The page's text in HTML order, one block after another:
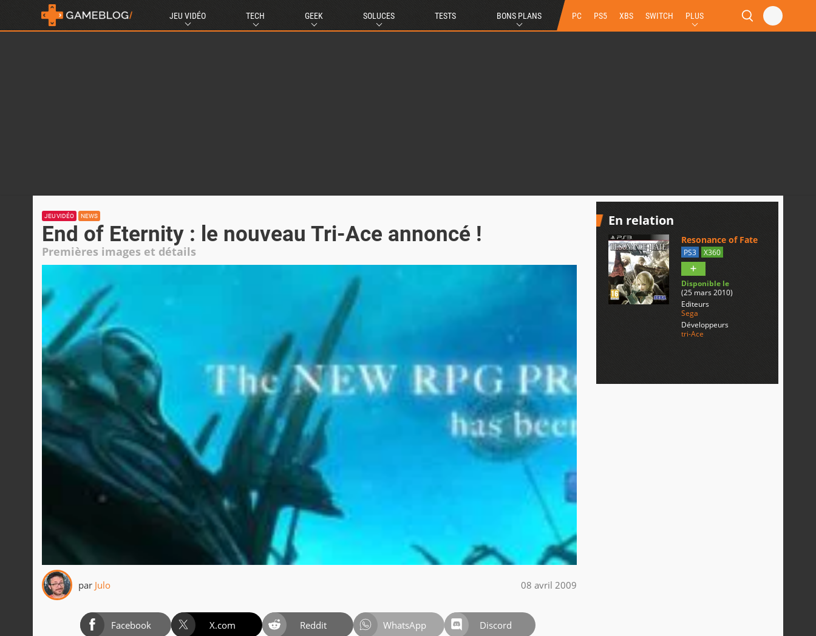
JEU VIDÉO TECH GEEK SOLUCES TESTS BONS PLANS PC PS5 XBS SWITCH PLUS
JEU VIDÉO NEWS
End of Eternity : le nouveau Tri-Ace annoncé !
Premières images et détails
par Julo 08 avril 2009
Facebook X.com Reddit WhatsApp Discord
En relation
Resonance of Fate
PS3 X360
Disponible le
(25 mars 2010)
Editeurs
Sega
Développeurs
tri-Ace